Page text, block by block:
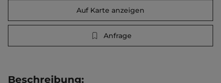
Auf Karte anzeigen
Anfrage
Beschreibung: